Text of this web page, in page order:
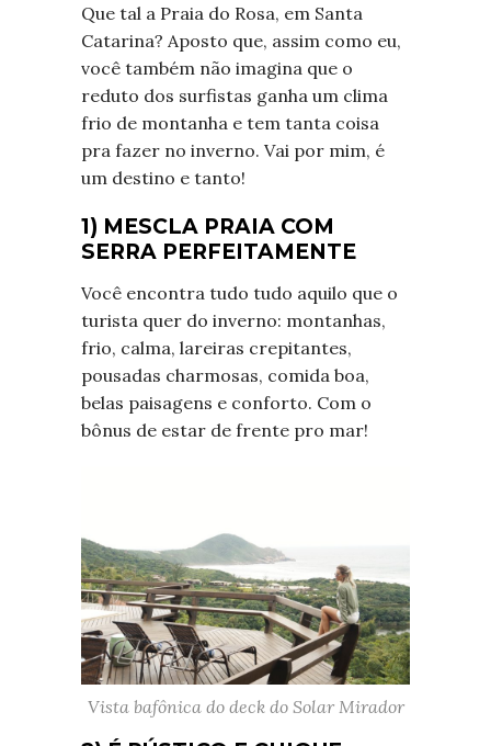
Que tal a Praia do Rosa, em Santa
Catarina? Aposto que, assim como eu,
você também não imagina que o
reduto dos surfistas ganha um clima
frio de montanha e tem tanta coisa
pra fazer no inverno. Vai por mim, é
um destino e tanto!
1) MESCLA PRAIA COM
SERRA PERFEITAMENTE
Você encontra tudo tudo aquilo que o
turista quer do inverno: montanhas,
frio, calma, lareiras crepitantes,
pousadas charmosas, comida boa,
belas paisagens e conforto. Com o
bônus de estar de frente pro mar!
Vista bafônica do deck do Solar Mirador